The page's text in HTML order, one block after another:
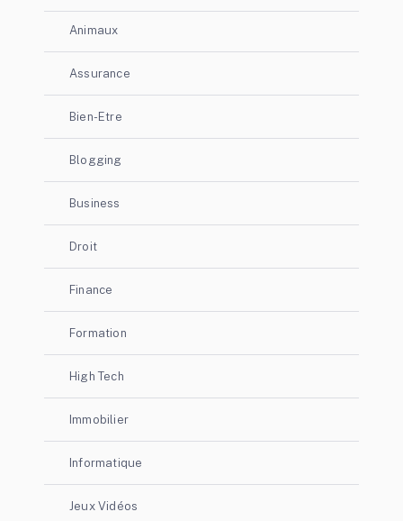
Animaux
Assurance
Bien-Etre
Blogging
Business
Droit
Finance
Formation
High Tech
Immobilier
Informatique
Jeux Vidéos